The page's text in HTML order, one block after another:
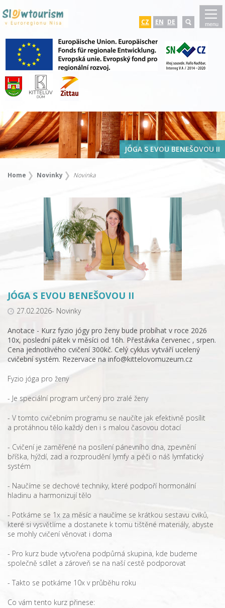
CZ EN DE menu
JÓGA S EVOU BENEŠOVOU II
Home Novinky Novinka
JÓGA S EVOU BENEŠOVOU II
27.02.2026- Novinky
Anotace - Kurz fyzio jógy pro ženy bude probíhat v roce 2026
10x, poslední pátek v měsíci od 16h. Přestávka červenec , srpen.
Cena jednotlivého cvičení 300kč. Celý cyklus vytváří ucelený
cvičební systém. Rezervace na info@kittelovomuzeum.cz
Fyzio jóga pro ženy
- Je speciální program určený pro zralé ženy
- V tomto cvičebním programu se naučíte jak efektivně posílit
a protáhnou tělo každý den i s malou časovou dotací
- Cvičení je zaměřené na posílení pánevního dna, zpevnění
bříška, hýždí, zad a rozproudění lymfy a péči o náš lymfatický
systém
- Naučíme se dechové techniky, které podpoří hormonální
hladinu a harmonizují tělo
- Potkáme se 1x za měsíc a naučíme se krátkou sestavu cviků,
které si vysvětlíme a dostanete k tomu tištěné materiály, abyste
se mohly cvičení věnovat i doma
- Pro kurz bude vytvořena podpůrná skupina, kde budeme
společně sdílet a zároveň se na naší cestě podporovat
- Takto se potkáme 10x v průběhu roku
Co vám tento kurz přinese: